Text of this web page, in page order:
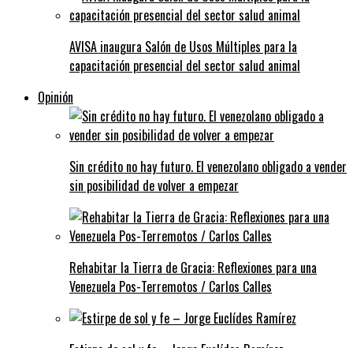
AVISA inaugura Salón de Usos Múltiples para la
capacitación presencial del sector salud animal
Opinión
Sin crédito no hay futuro. El venezolano obligado a vender
sin posibilidad de volver a empezar
Rehabitar la Tierra de Gracia: Reflexiones para una
Venezuela Pos-Terremotos / Carlos Calles